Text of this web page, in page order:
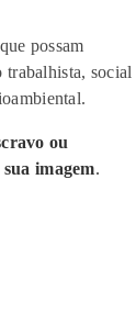
possam
trabalhista, social
ou
imagem.